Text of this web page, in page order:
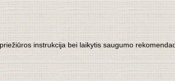
instrukcija bei laikytis saugumo